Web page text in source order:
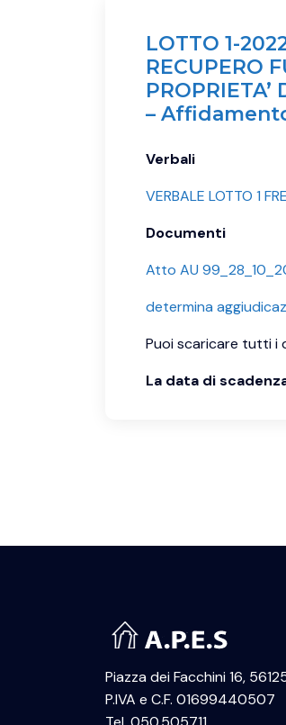
LOTTO 1-
RECUPERO
–
Verbali
VERBALE LOTTO 1
Documenti
Atto AU
determina
Puoi scaricare tutti i
La data di
Piazza dei Facchini 16,
P.IVA e C.F. 01699440507